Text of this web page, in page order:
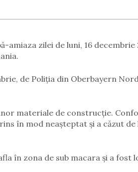
zilei de luni, 16
de Poliția din Oberbayern
materiale de construcție.
în mod neașteptat și a căzut de
în zona de sub macara și a fost